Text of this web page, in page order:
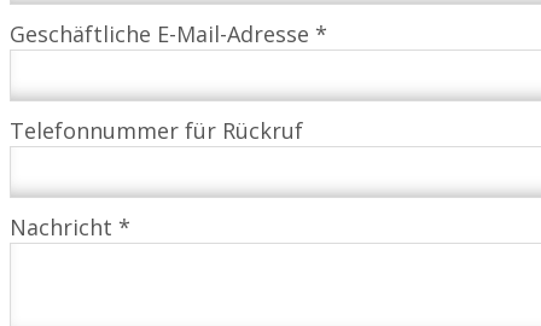
Geschäftliche E-Mail-Adresse *
Telefonnummer für Rückruf
Nachricht *